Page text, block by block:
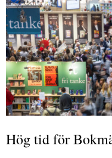
Hög tid för